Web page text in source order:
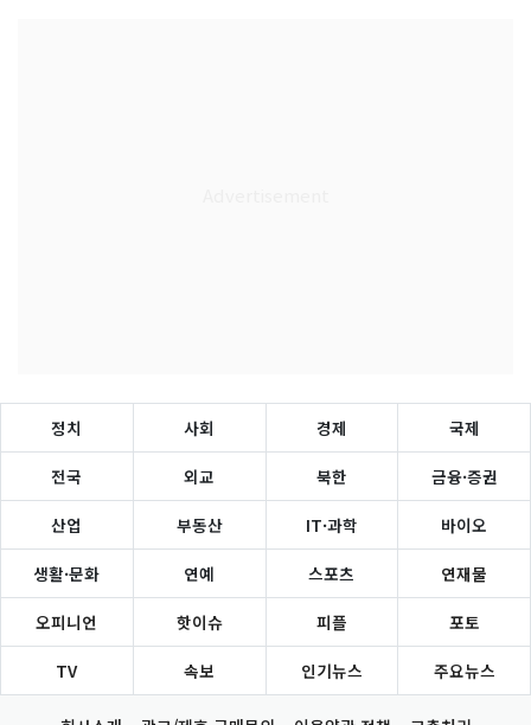
정치 사회 경제 국제
전국 외교 북한 금융·증권
산업 부동산 IT·과학 바이오
생활·문화 연예 스포츠 연재물
오피니언 핫이슈 피플 포토
TV 속보 인기뉴스 주요뉴스